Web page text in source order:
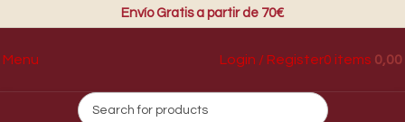
Envío Gratis a partir de 70€
Menu Login / Register0 items 0,00